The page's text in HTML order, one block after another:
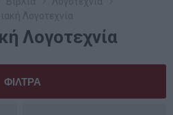
Λογοτεχνία
ΦΊΛΤΡΑ